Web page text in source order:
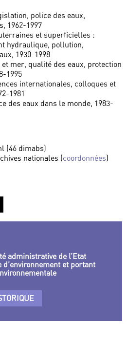
police des eaux,
1962-1997
et superficielles :
hydraulique, pollution,
1930-1998
mer, qualité des eaux, protection
1995
internationales, colloques et
1981
des eaux dans le monde, 1983-
(46 dimabs)
nationales (coordonnées)
administrative de l’Etat
et portant